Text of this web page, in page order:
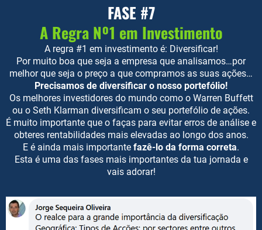
FASE #7
A Regra Nº1 em Investimento
A regra #1 em investimento é: Diversificar!
Por muito boa que seja a empresa que analisamos…por
melhor que seja o preço a que compramos as suas ações…
Precisamos de diversificar o nosso portefólio!
Os melhores investidores do mundo como o Warren Buffett
ou o Seth Klarman diversificam o seu portefólio de ações.
É muito importante que o faças para evitar erros de análise e
obteres rentabilidades mais elevadas ao longo dos anos.
E é ainda mais importante fazê-lo da forma correta.
Esta é uma das fases mais importantes da tua jornada e
vais adorar!